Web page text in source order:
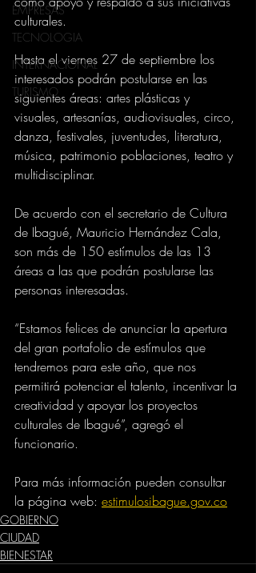
EMPRESAS
TECNOLOGIA
INTERNACIONAL
TURISMO
culturales.
Hasta el viernes 27 de septiembre los
interesados podrán postularse en las
siguientes áreas: artes plásticas y
visuales, artesanías, audiovisuales, circo,
danza, festivales, juventudes, literatura,
música, patrimonio poblaciones, teatro y
multidisciplinar.
De acuerdo con el secretario de Cultura
de Ibagué, Mauricio Hernández Cala,
son más de 150 estímulos de las 13
áreas a las que podrán postularse las
personas interesadas.
“Estamos felices de anunciar la apertura
del gran portafolio de estímulos que
tendremos para este año, que nos
permitirá potenciar el talento, incentivar la
creatividad y apoyar los proyectos
culturales de Ibagué”, agregó el
funcionario.
Para más información pueden consultar
la página web: estimulosibague.gov.co
GOBIERNO
CIUDAD
BIENESTAR